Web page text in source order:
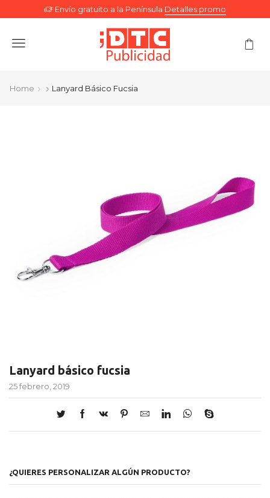
Envío gratuito a la Península Detalles promo
Menu
Home Lanyard Básico Fucsia
Lanyard básico fucsia
25 febrero, 2019
¿QUIERES PERSONALIZAR ALGÚN PRODUCTO?